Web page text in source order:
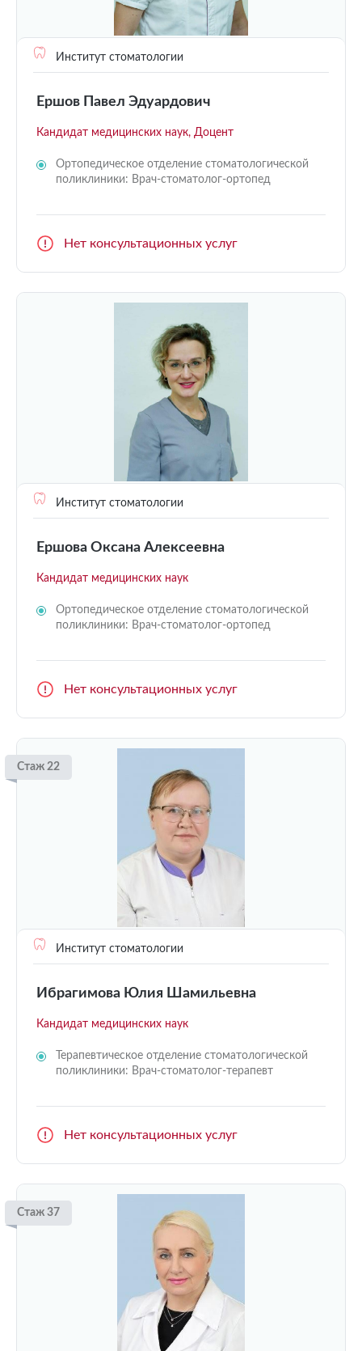
Институт стоматологии
Ершов Павел Эдуардович
Кандидат медицинских наук, Доцент
Ортопедическое отделение стоматологической
поликлиники: Врач-стоматолог-ортопед
Нет консультационных услуг
Институт стоматологии
Ершова Оксана Алексеевна
Кандидат медицинских наук
Ортопедическое отделение стоматологической
поликлиники: Врач-стоматолог-ортопед
Нет консультационных услуг
Стаж 22
Институт стоматологии
Ибрагимова Юлия Шамильевна
Кандидат медицинских наук
Терапевтическое отделение стоматологической
поликлиники: Врач-стоматолог-терапевт
Нет консультационных услуг
Стаж 37